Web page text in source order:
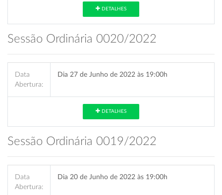
DETALHES
Sessão Ordinária 0020/2022
Data
Abertura:
Dia 27 de Junho de 2022 às 19:00h
DETALHES
Sessão Ordinária 0019/2022
Data
Abertura:
Dia 20 de Junho de 2022 às 19:00h